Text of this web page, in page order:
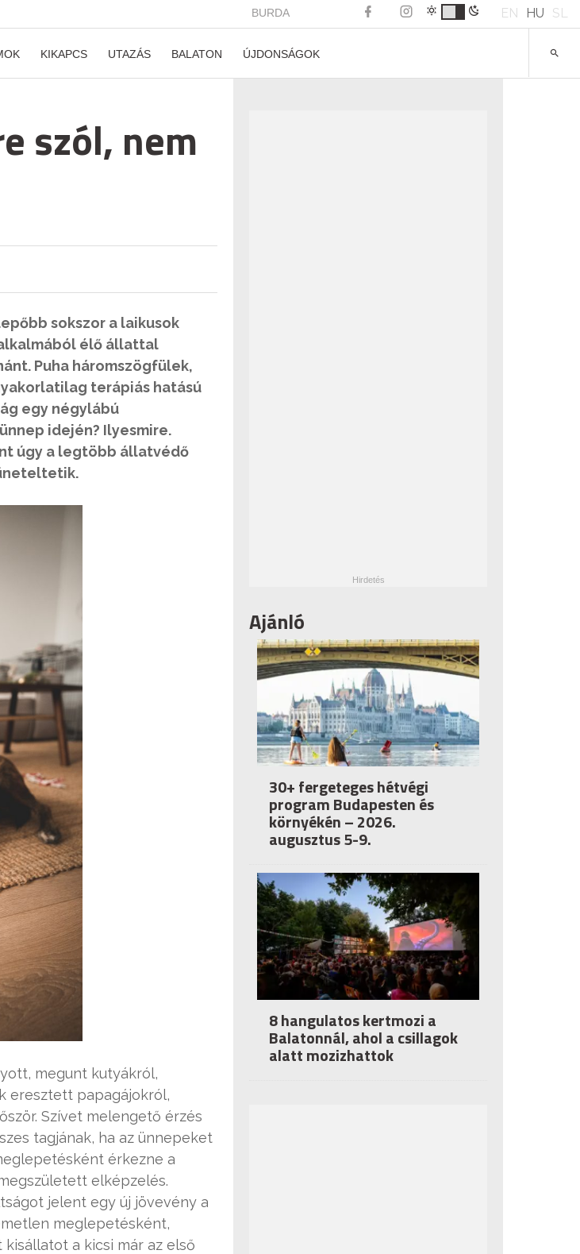
BURDA EN HU SL
KIKAPCS UTAZÁS BALATON ÚJDONSÁGOK
szól, nem
sokszor a laikusok
élő állattal
Puha háromszögfülek,
terápiás hatású
egy négylábú
idején? Ilyesmire.
úgy a legtöbb állatvédő
megunt kutyákról,
eresztett papagájokról,
Szívet melengető érzés
tagjának, ha az ünnepeket
érkezne a
elképzelés.
jelent egy új jövevény a
meglepetésként,
a kicsi már az első
Ajánló
30+ fergeteges hétvégi
program Budapesten és
környékén – 2026.
augusztus 5-9.
8 hangulatos kertmozi a
Balatonnál, ahol a csillagok
alatt mozizhattok